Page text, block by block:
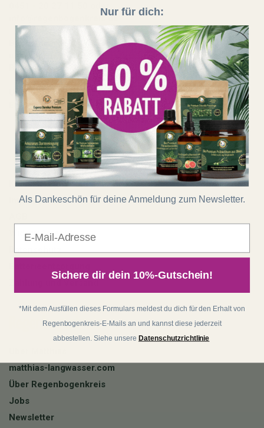
oder
info@regenbogenkreis.de
Buche hier deine kostenfreie Produktberatung mit
Beratungstermin buchen
Unser Shop läuft auf 100 % Ökostrom aus erneuerbaren
Energien!
Shop
Kontakt
Impressum
Widerrufsrecht
Datenschutz
Regenbogenkreis
matthias-langwasser.com
Über Regenbogenkreis
Jobs
Newsletter
Nur für dich:
Als Dankeschön für deine Anmeldung zum Newsletter.
E-Mail
Sichere dir dein 10%-Gutschein!
*Mit dem Ausfüllen dieses Formulars meldest du dich für den Erhalt von
Regenbogenkreis-E-Mails an und kannst diese jederzeit
abbestellen. Siehe unsere Datenschutzrichtlinie